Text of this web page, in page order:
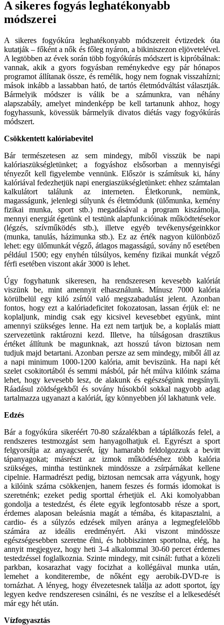
A sikeres fogyás leghatékonyabb
módszerei
A sikeres fogyókúra leghatékonyabb módszereit évtizedek óta
kutatják – főként a nők és főleg nyáron, a bikiniszezon eljövetelével.
A legtöbben az évek során több fogyókúrás módszert is kipróbálnak:
vannak, akik a gyors fogyásban reménykedve egy pár hónapos
programot állítanak össze, és remélik, hogy nem fognak visszahízni;
mások inkább a lassabban ható, de tartós életmódváltást választják.
Bármelyik módszer is válik be a számunkra, van néhány
alapszabály, amelyet mindenképp be kell tartanunk ahhoz, hogy
fogyhassunk, kövessük bármelyik divatos diétás vagy fogyókúrás
módszert.
Csökkentett kalóriabevitel
Bár természetesen az sem mindegy, miből visszük be napi
kalóriaszükségletünket; a fogyáshoz elsősorban a mennyiségi
tényezőt kell figyelembe vennünk. Először is számítsuk ki, hány
kalóriával fedezhetjük napi energiaszükségletünket: ehhez számtalan
kalkulátort találunk az interneten. Életkorunk, nemünk,
magasságunk, jelenlegi súlyunk és életmódunk (ülőmunka, kemény
fizikai munka, sport stb.) megadásával a program kiszámolja,
mennyi energiát égetünk el testünk alapfunkcióinak működtetésekor
(légzés, szívműködés stb.), illetve egyéb tevékenységeinkkor
(munka, tanulás, házimunka stb.). Ez az érték nagyon különböző
lehet: egy ülőmunkát végző, átlagos magasságú, sovány nő esetében
például 1500; egy enyhén túlsúlyos, kemény fizikai munkát végző
férfi esetében viszont akár 3000 is lehet.
Úgy fogyhatunk sikeresen, ha rendszeresen kevesebb kalóriát
viszünk be, mint amennyit elhasználunk. Mínusz 7000 kalória
körülbelül egy kiló zsírtól való megszabadulást jelent. Azonban
fontos, hogy ezt a kalóriadeficitet fokozatosan, lassan érjük el: ne
koplaljunk, mindig csak egy kicsivel kevesebbet együnk, mint
amennyi szükséges lenne. Ha ezt nem tartjuk be, a koplalás miatt
szervezetünk raktározni kezd. Illetve, ha túlságosan drasztikus
értéket állítunk be magunknak, azt hosszú távon biztosan nem
tudjuk majd betartani. Azonban persze az sem mindegy, miből áll az
a napi minimum 1000-1200 kalória, amit beviszünk. Ha napi két
szelet csokitortából és semmi másból, pár hét múlva kilóink száma
lehet, hogy kevesebb lesz, de alakunk és egészségünk megsínyli.
Ráadásul zöldségekből és sovány húsokból sokkal nagyobb adag
tartalmazza ugyanazt a kalóriát, így könnyebben jól lakhatunk vele.
Edzés
Bár a fogyókúra sikeréért 70-80 százalékban a táplálkozás felel, a
rendszeres testmozgást sem hanyagolhatjuk el. Egyrészt a sport
felgyorsítja az anyagcserét, így hamarabb feldolgozzuk a bevitt
tápanyagokat; másrészt az izmok működéséhez több kalória
szükséges, mintha testünknek mindössze a zsírpárnákat kellene
cipelnie. Harmadrészt pedig, biztosan nemcsak arra vágyunk, hogy
a kilóink száma csökkenjen, hanem feszes és formás idomokat is
szeretnénk; ezeket pedig sporttal érhetjük el. Aki komolyabban
gondolja a testedzést, és élete egyik legfontosabb része a sport,
érdemes alaposan beleásnia magát a témába, és kitapasztalni, a
cardio- és a súlyzós edzések milyen aránya a legmegfelelőbb
számára az ideális eredményért. Aki viszont mindössze
egészségesebben szeretne élni, és hobbiszinten sportolna, elég, ha
annyit megjegyez, hogy heti 3-4 alkalommal 30-60 percet érdemes
testedzéssel foglalkoznia. Szinte mindegy, mit csinál: futhat a közeli
parkban, kosarazhat vagy focizhat a kollégáival munka után,
lemehet a konditerembe, de nőként egy aerobik-DVD-re is
tornázhat. A lényeg, hogy élvezetesnek találja az adott sportot, így
legyen kedve rendszeresen csinálni, és ne veszítse el a lelkesedését
már egy hét után.
Vízfogyasztás